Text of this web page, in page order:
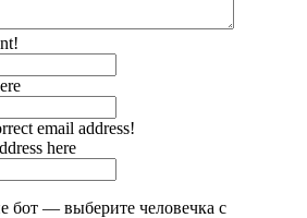
email address!
here
бот — выберите человечка с